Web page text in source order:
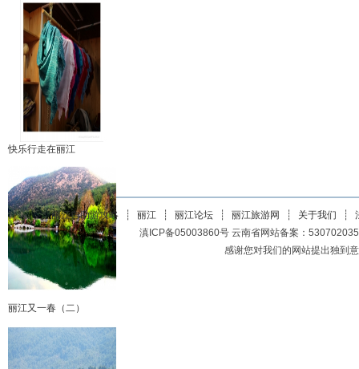
快乐行走在丽江
丽江又一春（二）
丽江自助游攻略 ┊ 丽江 ┊ 丽江论坛 ┊ 丽江旅游网 ┊ 关于我们 ┊
滇ICP备05003860号 云南省网站备案：
感谢您对我们的网站提出独到